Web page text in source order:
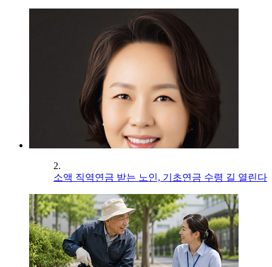
2.
소액 직역연금 받는 노인, 기초연금 수령 길 열린다